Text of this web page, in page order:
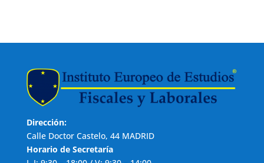
Dirección:
Calle Doctor Castelo, 44 MADRID
Horario de Secretaría